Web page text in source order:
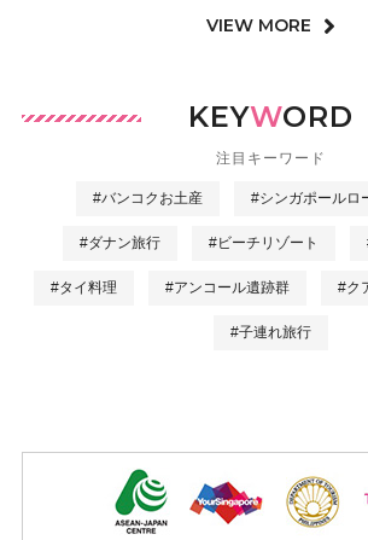
VIEW MORE
KEYWORD
注目キーワード
#バンコクお土産 #シンガポールロ
#ダナン旅行 #ビーチリゾート
#タイ料理 #アンコール遺跡群 #ク
#子連れ旅行